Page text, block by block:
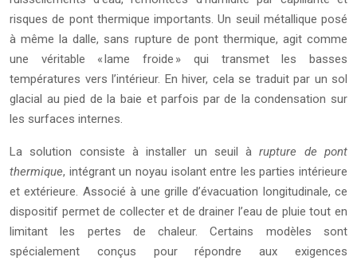
risques de pont thermique importants. Un seuil métallique posé
à même la dalle, sans rupture de pont thermique, agit comme
une véritable « lame froide » qui transmet les basses
températures vers l’intérieur. En hiver, cela se traduit par un sol
glacial au pied de la baie et parfois par de la condensation sur
les surfaces internes.
La solution consiste à installer un seuil àrupture de pont
thermique, intégrant un noyau isolant entre les parties intérieure
et extérieure. Associé à une grille d’évacuation longitudinale, ce
dispositif permet de collecter et de drainer l’eau de pluie tout en
limitant les pertes de chaleur. Certains modèles sont
spécialement conçus pour répondre aux exigences